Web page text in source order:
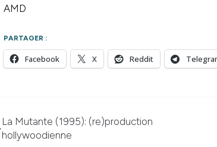
AMD
PARTAGER :
Facebook X Reddit
La Mutante (1995): (re)production
hollywoodienne